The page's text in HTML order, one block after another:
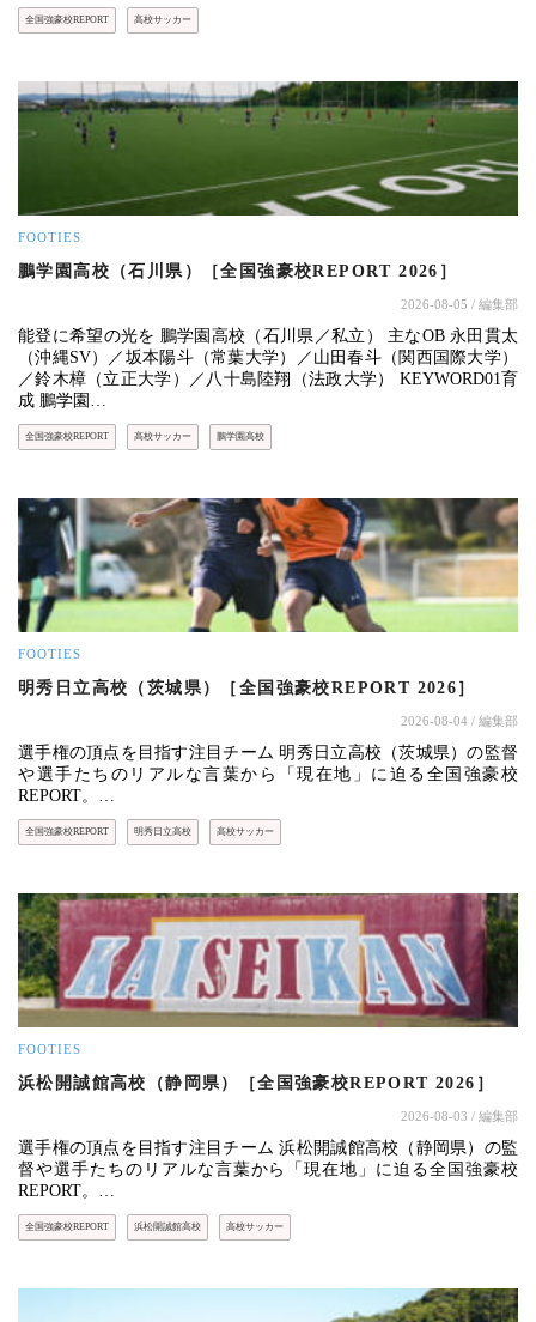
全国強豪校REPORT 高校サッカー
FOOTIES
鵬学園高校（石川県）［全国強豪校REPORT 2026］
2026-08-05 / 編集部
能登に希望の光を 鵬学園高校（石川県／私立） 主なOB 永田貫太
（沖縄SV）／坂本陽斗（常葉大学）／山田春斗（関西国際大学）
／鈴木樟（立正大学）／八十島陸翔（法政大学） KEYWORD01育
成 鵬学園…
全国強豪校REPORT 高校サッカー 鵬学園高校
FOOTIES
明秀日立高校（茨城県）［全国強豪校REPORT 2026］
2026-08-04 / 編集部
選手権の頂点を目指す注目チーム 明秀日立高校（茨城県）の監督
や選手たちのリアルな言葉から「現在地」に迫る全国強豪校
REPORT。…
全国強豪校REPORT 明秀日立高校 高校サッカー
FOOTIES
浜松開誠館高校（静岡県）［全国強豪校REPORT 2026］
2026-08-03 / 編集部
選手権の頂点を目指す注目チーム 浜松開誠館高校（静岡県）の監
督や選手たちのリアルな言葉から「現在地」に迫る全国強豪校
REPORT。…
全国強豪校REPORT 浜松開誠館高校 高校サッカー